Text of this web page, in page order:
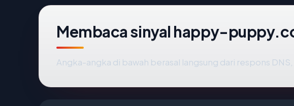
Membaca sinyal happy-
Angka-angka di bawah berasal langsung dari respons DNS,